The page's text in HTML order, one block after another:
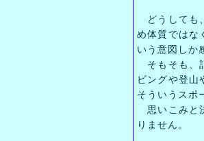
どうしても
め体質ではな
いう意図しか
そもそも、
ビングや登山
そういうスポ
思いこみと
りません。